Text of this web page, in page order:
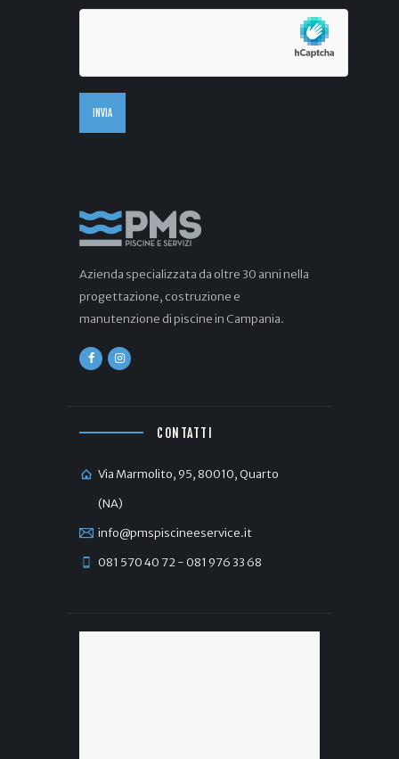
Azienda specializzata da oltre 30 anni nella
progettazione, costruzione e
manutenzione di piscine in Campania.
CONTATTI
Via Marmolito, 95, 80010, Quarto
(NA)
info@pmspiscineeservice.it
081 570 40 72 - 081 976 33 68